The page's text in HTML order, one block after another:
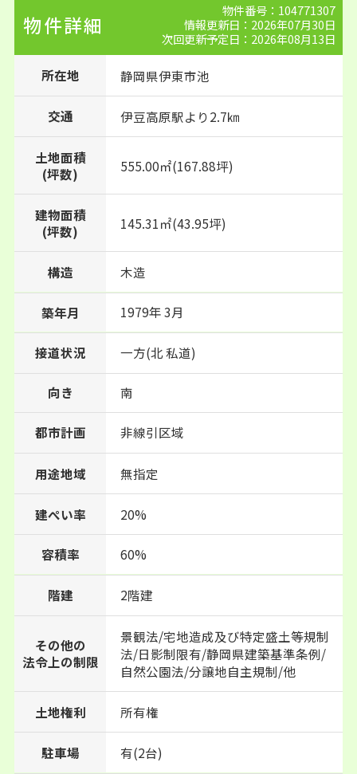
物件詳細
物件番号：104771307
情報更新日：2026年07月30日
次回更新予定日：2026年08月13日
所在地 静岡県伊東市池
交通 伊豆高原駅より2.7㎞
土地面積
(坪数)
555.00㎡(167.88坪)
建物面積
(坪数)
145.31㎡(43.95坪)
構造 木造
築年月 1979年 3月
接道状況 一方(北 私道)
向き 南
都市計画 非線引区域
用途地域 無指定
建ぺい率 20%
容積率 60%
階建 2階建
その他の
法令上の制限
景観法/宅地造成及び特定盛土等規制
法/日影制限有/静岡県建築基準条例/
自然公園法/分譲地自主規制/他
土地権利 所有権
駐車場 有(2台)